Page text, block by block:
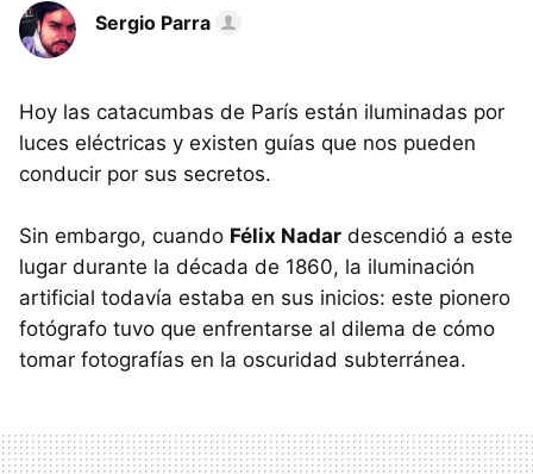
Sergio Parra
Hoy las catacumbas de París están iluminadas por
luces eléctricas y existen guías que nos pueden
conducir por sus secretos.
Sin embargo, cuando Félix Nadar descendió a este
lugar durante la década de 1860, la iluminación
artificial todavía estaba en sus inicios: este pionero
fotógrafo tuvo que enfrentarse al dilema de cómo
tomar fotografías en la oscuridad subterránea.